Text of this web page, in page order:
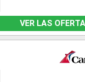
VER LAS